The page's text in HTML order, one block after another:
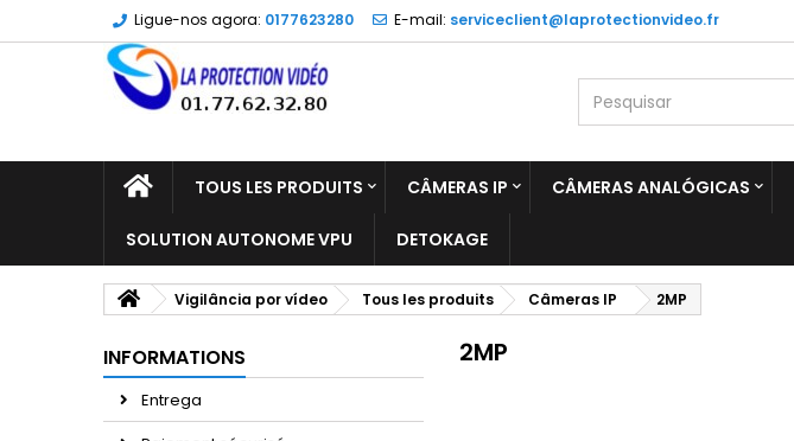
Ligue-nos agora: 0177623280 E-mail: serviceclient@laprotectionvideo.fr
TOUS LES PRODUITS CÂMERAS IP CÂMERAS ANALÓGICAS
SOLUTION AUTONOME VPU DETOKAGE
Vigilância por vídeo Tous les produits Câmeras IP 2MP
INFORMATIONS
Entrega
2MP